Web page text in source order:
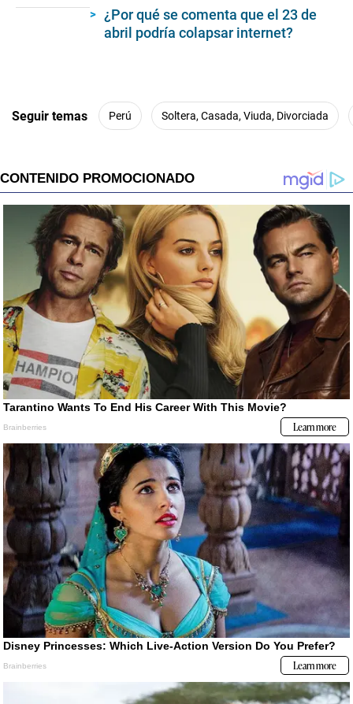
¿Por qué se comenta que el 23 de
abril podría colapsar internet?
Seguir temas Perú Soltera, Casada, Viuda, Divorciada